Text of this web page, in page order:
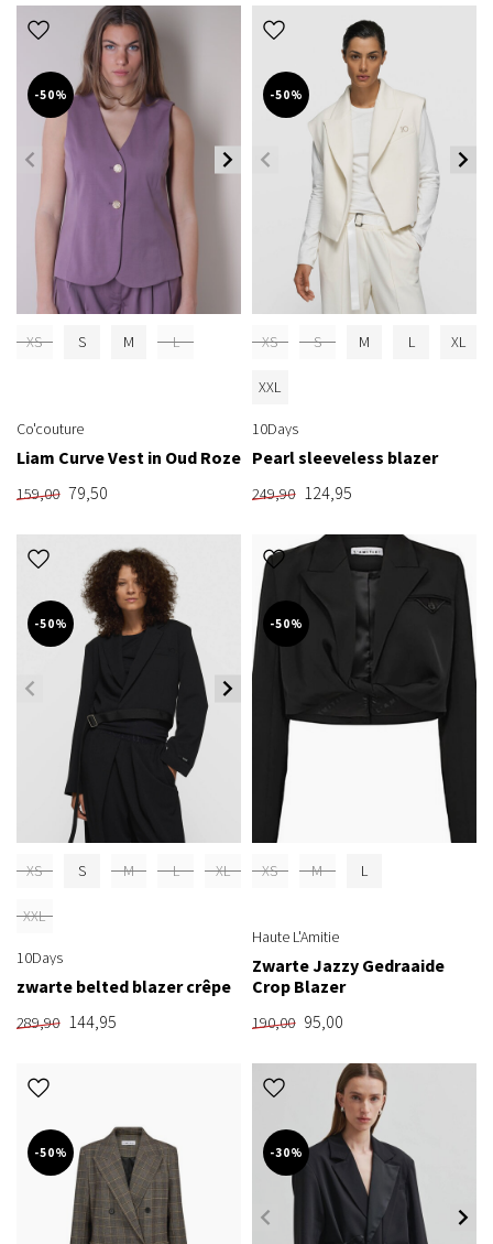
-50%
XS S M L
Co'couture
Liam Curve Vest in Oud Roze
159,00 79,50
-50%
XS S M L XL
XXL
10Days
Pearl sleeveless blazer
249,90 124,95
-50%
XS S M L XL
XXL
10Days
zwarte belted blazer crêpe
289,90 144,95
-50%
XS M L
Haute L'Amitie
Zwarte Jazzy Gedraaide
Crop Blazer
190,00 95,00
-50% -30%